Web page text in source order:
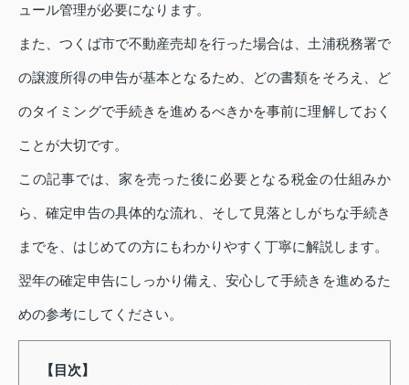
ュール管理が必要になります。
また、つくば市で不動産売却を行った場合は、土浦税務署で
の譲渡所得の申告が基本となるため、どの書類をそろえ、ど
のタイミングで手続きを進めるべきかを事前に理解しておく
ことが大切です。
この記事では、家を売った後に必要となる税金の仕組みか
ら、確定申告の具体的な流れ、そして見落としがちな手続き
までを、はじめての方にもわかりやすく丁寧に解説します。
翌年の確定申告にしっかり備え、安心して手続きを進めるた
めの参考にしてください。
【目次】